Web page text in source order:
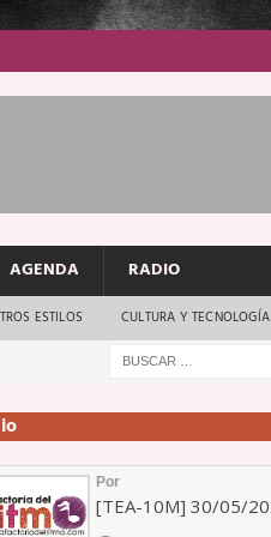
AGENDA RADIO
ESTILOS CULTURA Y TECNOLOGÍA